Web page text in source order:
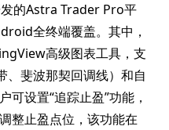
的Astra Trader Pro平
全终端覆盖。其中，
高级图表工具，支
、斐波那契回调线）和自
可设置“追踪止盈”功能，
整止盈点位，该功能在